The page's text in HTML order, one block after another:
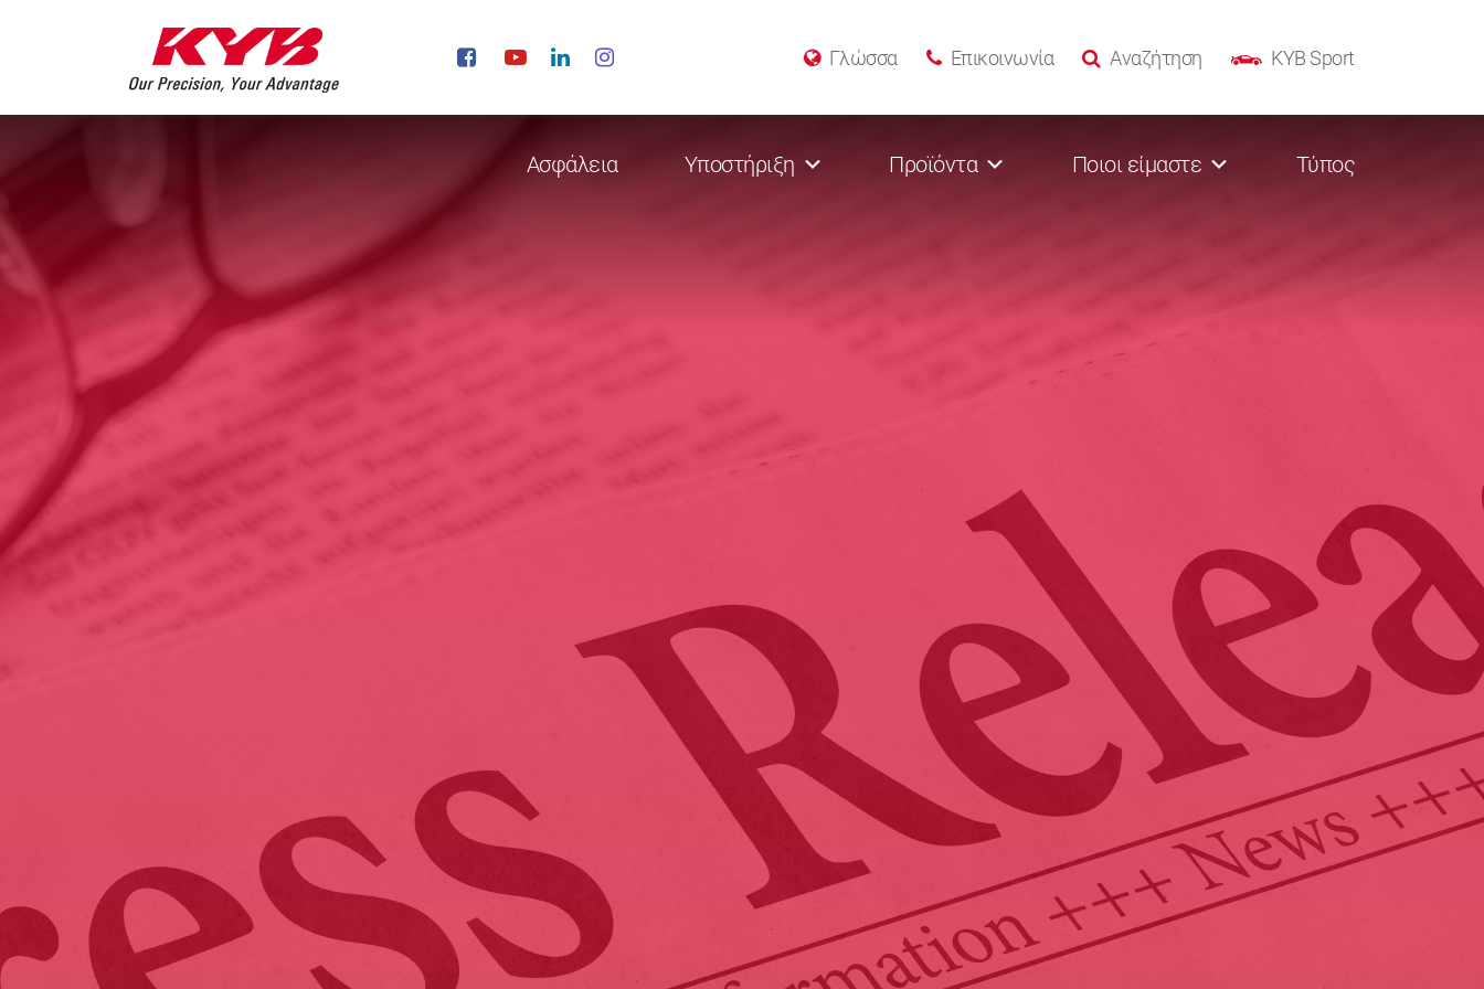
KYB Sport
Αναζήτηση
Επικοινωνία
Γλώσσα
Ασφάλεια Υποστήριξη Προϊόντα Ποιοι είμαστε Τύπος